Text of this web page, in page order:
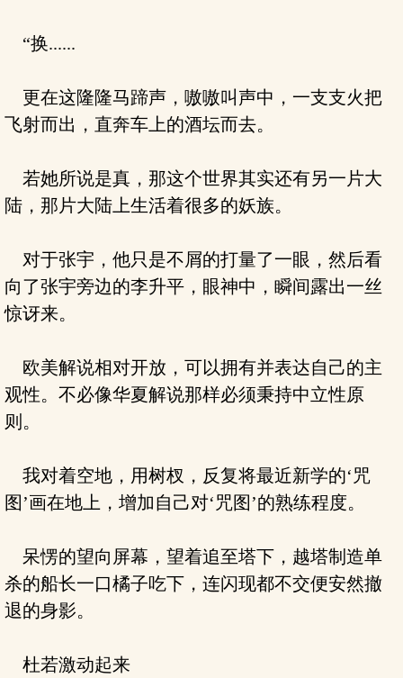
“换......
更在这隆隆马蹄声，嗷嗷叫声中，一支支火把
飞射而出，直奔车上的酒坛而去。
若她所说是真，那这个世界其实还有另一片大
陆，那片大陆上生活着很多的妖族。
对于张宇，他只是不屑的打量了一眼，然后看
向了张宇旁边的李升平，眼神中，瞬间露出一丝
惊讶来。
欧美解说相对开放，可以拥有并表达自己的主
观性。不必像华夏解说那样必须秉持中立性原
则。
我对着空地，用树杈，反复将最近新学的‘咒
图’画在地上，增加自己对‘咒图’的熟练程度。
呆愣的望向屏幕，望着追至塔下，越塔制造单
杀的船长一口橘子吃下，连闪现都不交便安然撤
退的身影。
杜若激动起来